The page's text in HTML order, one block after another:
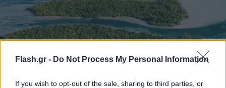
Flash.gr - Do Not Process My Personal Information
If you wish to opt-out of the sale, sharing to third parties, or
Πώς οι απομονωμένες Νήσοι Κουκ βοηθούν Ρωσία
και Ιράν να προωθούν πετρέλαιο παρά τις
κυρώσεις